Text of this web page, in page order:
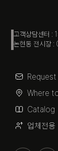
고객상담센
논현동 전시
Request
Where
Catalog
업체전용